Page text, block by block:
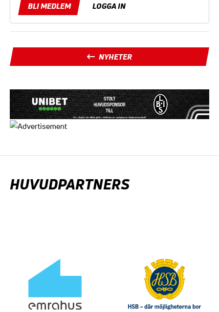
BLI MEDLEM LOGGA IN
NYHETER
HUVUDPARTNERS